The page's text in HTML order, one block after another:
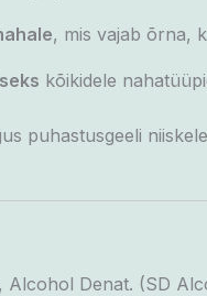
, mis vajab õrna,
kõikidele
puhastusgeeli
Alcohol Denat. (SD